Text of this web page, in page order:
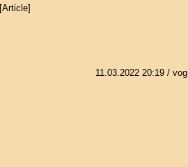
[Article]
11.03.2022 20:19/ vog